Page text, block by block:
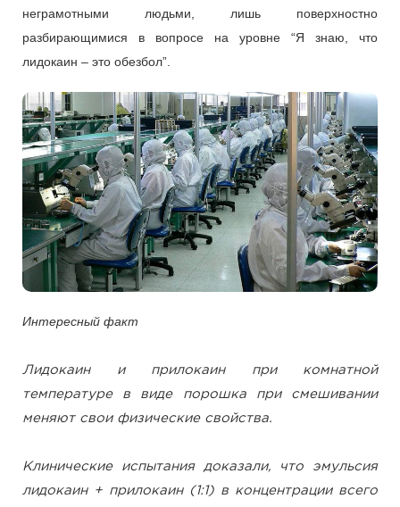
неграмотными людьми, лишь поверхностно
разбирающимися в вопросе на уровне “Я знаю, что
лидокаин – это обезбол”.
Интересный факт
Лидокаин и прилокаин при комнатной
температуре в виде порошка при смешивании
меняют свои физические свойства.
Клинические испытания доказали, что эмульсия
лидокаин + прилокаин (1:1) в концентрации всего